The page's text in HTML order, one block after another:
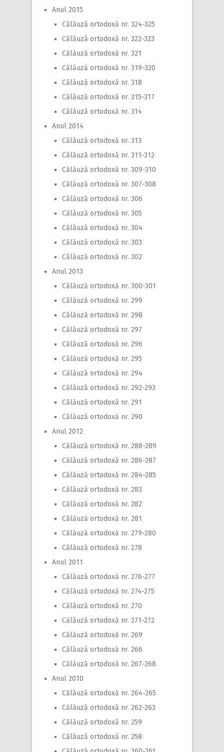
Anul 2015
Călăuză ortodoxă nr. 324-325
Călăuză ortodoxă nr. 322-323
Călăuză ortodoxă nr. 321
Călăuză ortodoxă nr. 319-320
Călăuză ortodoxă nr. 318
Călăuză ortodoxă nr. 315-317
Călăuză ortodoxă nr. 314
Anul 2014
Călăuză ortodoxă nr. 313
Călăuză ortodoxă nr. 311-312
Călăuză ortodoxă nr. 309-310
Călăuză ortodoxă nr. 307-308
Călăuză ortodoxă nr. 306
Călăuză ortodoxă nr. 305
Călăuză ortodoxă nr. 304
Călăuză ortodoxă nr. 303
Călăuză ortodoxă nr. 302
Anul 2013
Călăuză ortodoxă nr. 300-301
Călăuză ortodoxă nr. 299
Călăuză ortodoxă nr. 298
Călăuză ortodoxă nr. 297
Călăuză ortodoxă nr. 296
Călăuză ortodoxă nr. 295
Călăuză ortodoxă nr. 294
Călăuză ortodoxă nr. 292-293
Călăuză ortodoxă nr. 291
Călăuză ortodoxă nr. 290
Anul 2012
Călăuză ortodoxă nr. 288-289
Călăuză ortodoxă nr. 286-287
Călăuză ortodoxă nr. 284-285
Călăuză ortodoxă nr. 283
Călăuză ortodoxă nr. 282
Călăuză ortodoxă nr. 281
Călăuză ortodoxă nr. 279-280
Călăuză ortodoxă nr. 278
Anul 2011
Călăuză ortodoxă nr. 276-277
Călăuză ortodoxă nr. 274-275
Călăuză ortodoxă nr. 270
Călăuză ortodoxă nr. 271-272
Călăuză ortodoxă nr. 269
Călăuză ortodoxă nr. 266
Călăuză ortodoxă nr. 267-268
Anul 2010
Călăuză ortodoxă nr. 264-265
Călăuză ortodoxă nr. 262-263
Călăuză ortodoxă nr. 259
Călăuză ortodoxă nr. 258